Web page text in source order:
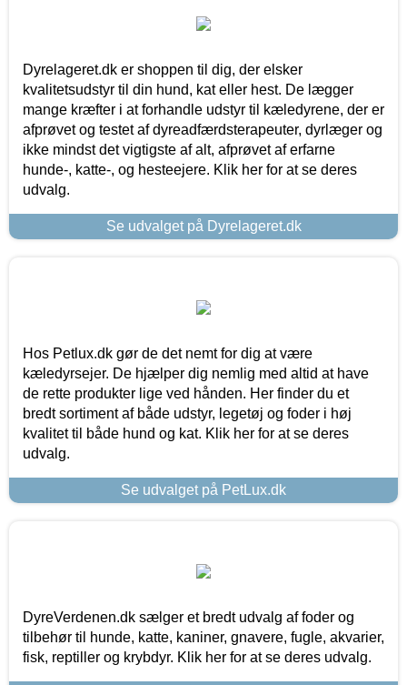
Dyrelageret.dk er shoppen til dig, der elsker
kvalitetsudstyr til din hund, kat eller hest. De lægger
mange kræfter i at forhandle udstyr til kæledyrene, der er
afprøvet og testet af dyreadfærdsterapeuter, dyrlæger og
ikke mindst det vigtigste af alt, afprøvet af erfarne
hunde-, katte-, og hesteejere. Klik her for at se deres
udvalg.
Se udvalget på Dyrelageret.dk
Hos Petlux.dk gør de det nemt for dig at være
kæledyrsejer. De hjælper dig nemlig med altid at have
de rette produkter lige ved hånden. Her finder du et
bredt sortiment af både udstyr, legetøj og foder i høj
kvalitet til både hund og kat. Klik her for at se deres
udvalg.
Se udvalget på PetLux.dk
DyreVerdenen.dk sælger et bredt udvalg af foder og
tilbehør til hunde, katte, kaniner, gnavere, fugle, akvarier,
fisk, reptiller og krybdyr. Klik her for at se deres udvalg.